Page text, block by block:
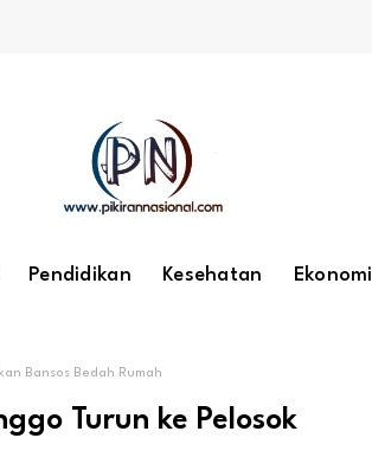
Pendidikan Kesehatan Ekonomi
Bansos Bedah Rumah
Turun ke Pelosok